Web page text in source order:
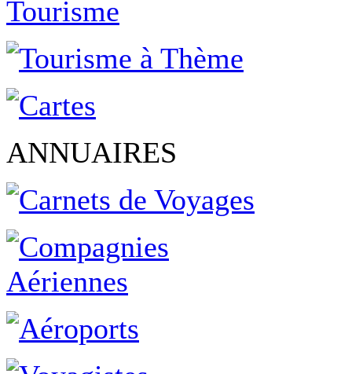
ANNUAIRES